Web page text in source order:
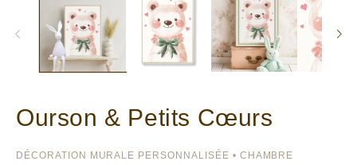
Ourson & Petits Cœurs
DÉCORATION MURALE PERSONNALISÉE • CHAMBRE